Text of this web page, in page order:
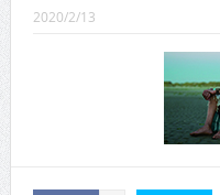
CINEMA×STYLE 289号
CINEMA×STYLE 288号
CINEMA×STYLE 287号
CINEMA×STYLE 286号
2020/2/13